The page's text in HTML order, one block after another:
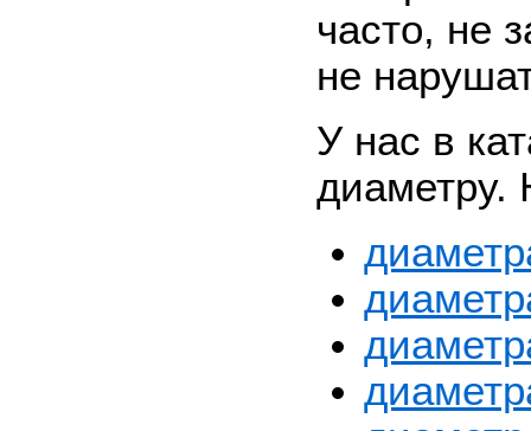
часто, не
не
У нас в
диаметру.